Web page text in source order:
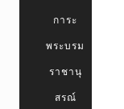
การะ
พระบรม
ราชานุ
สรณ์